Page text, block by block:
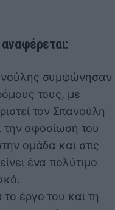
συμφώνησαν
τους, με
τον Σπανούλη
την αφοσίωσή του
ομάδα και στις
ένα πολύτιμο
έργο του και τη